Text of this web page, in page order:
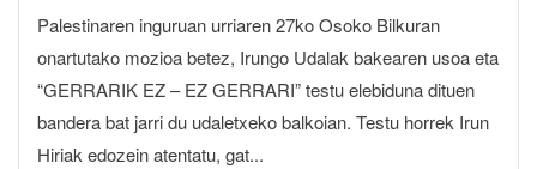
Palestinaren inguruan urriaren 27ko Osoko Bilkuran
onartutako mozioa betez, Irungo Udalak bakearen usoa eta
“GERRARIK EZ – EZ GERRARI” testu elebiduna dituen
bandera bat jarri du udaletxeko balkoian. Testu horrek Irun
Hiriak edozein atentatu, gat...